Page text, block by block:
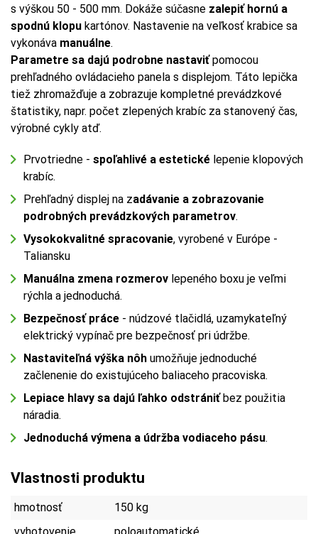
s výškou 50 - 500 mm. Dokáže súčasne zalepiť hornú a
spodnú klopu kartónov. Nastavenie na veľkosť krabice sa
vykonáva manuálne.
Parametre sa dajú podrobne nastaviťpomocou
prehľadného ovládacieho panela s displejom. Táto lepička
tiež zhromažďuje a zobrazuje kompletné prevádzkové
štatistiky, napr. počet zlepených krabíc za stanovený čas,
výrobné cykly atď.
Prvotriedne - spoľahlivé a estetické lepenie klopových
krabíc.
Prehľadný displej na zadávanie a zobrazovanie
podrobných prevádzkových parametrov.
Vysokokvalitné spracovanie, vyrobené v Európe -
Taliansku
Manuálna zmena rozmerov lepeného boxu je veľmi
rýchla a jednoduchá.
Bezpečnosť práce - núdzové tlačidlá, uzamykateľný
elektrický vypínač pre bezpečnosť pri údržbe.
Nastaviteľná výška nôh umožňuje jednoduché
začlenenie do existujúceho baliaceho pracoviska.
Lepiace hlavy sa dajú ľahko odstrániťbez použitia
náradia.
Jednoduchá výmena a údržba vodiaceho pásu.
Vlastnosti produktu
hmotnosť
150 kg